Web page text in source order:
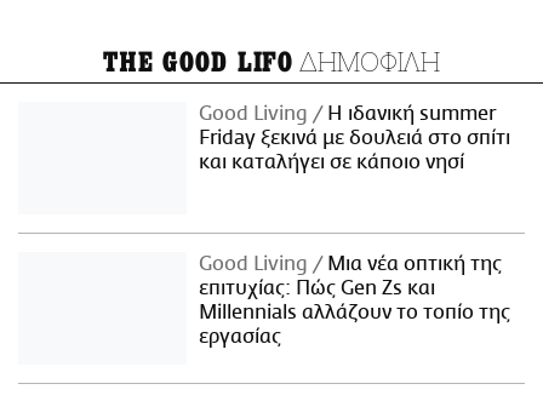
THE GOOD LIFO ΔΗΜΟΦΙΛΗ
Good Living
Η ιδανική summer
Friday ξεκινά με δουλειά στο σπίτι
και καταλήγει σε κάποιο νησί
Good Living
Μια νέα οπτική της
επιτυχίας: Πώς Gen Zs και
Millennials αλλάζουν το τοπίο της
εργασίας